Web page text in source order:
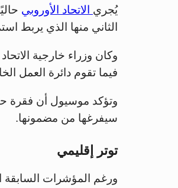
يُجري الاتحاد الأوروبي
الثاني منها الذي يربط
فيما تقوم دائرة العمل
وتؤكد موسيول أن فقرة
سيفرغها من مضمونها.
توتر إقليمي
ورغم المؤشرات السابقة